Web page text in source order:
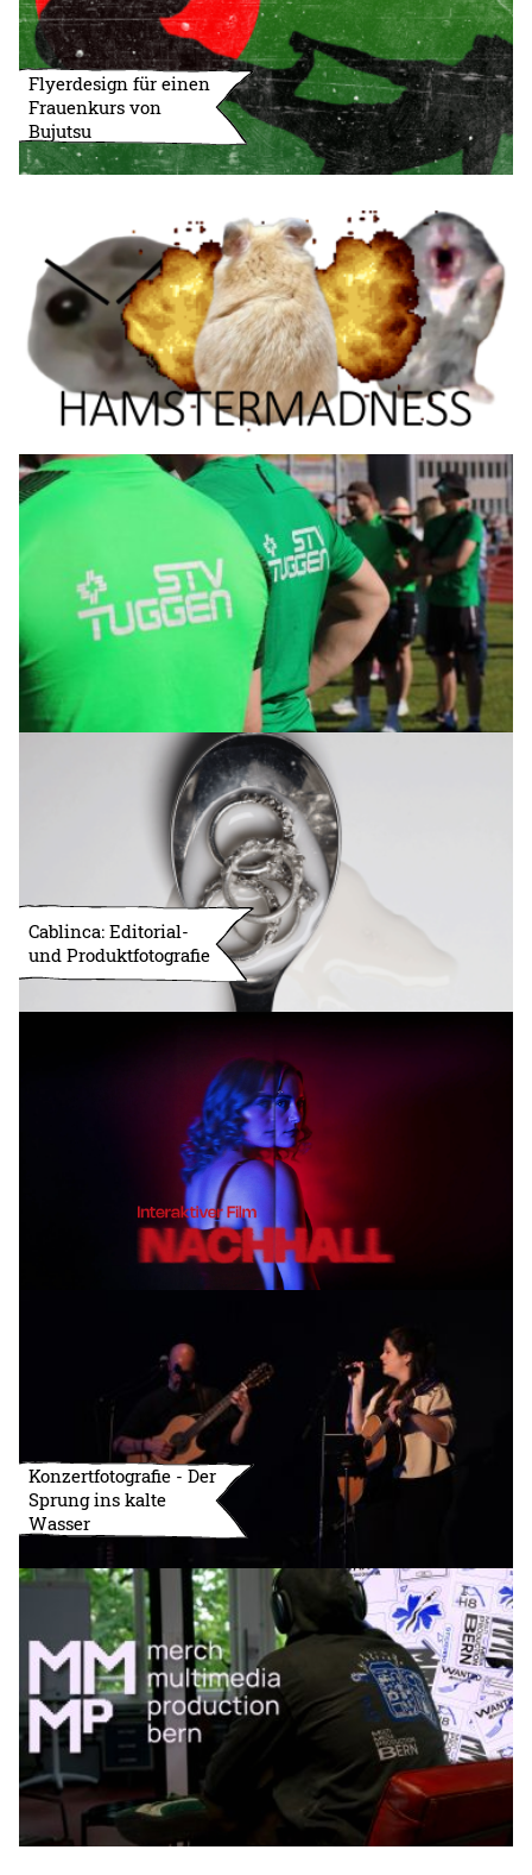
Flyerdesign für einen
Frauenkurs von
Bujutsu
Cablinca: Editorial-
und Produktfotografie
Konzertfotografie - Der
Sprung ins kalte
Wasser